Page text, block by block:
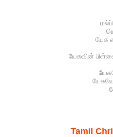
யேசு
யேசுவின்
Tamil